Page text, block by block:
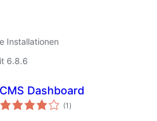
Installationen
6.8.6
CMS Dashboard
(1 Bewertungen
insgesamt
)